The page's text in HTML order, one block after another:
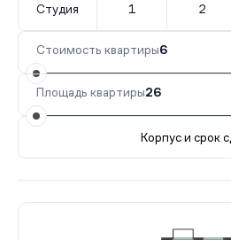
Студия 1 2
Стоимость квартиры6
Площадь квартиры26
Корпус и срок
648 кв.I кв.